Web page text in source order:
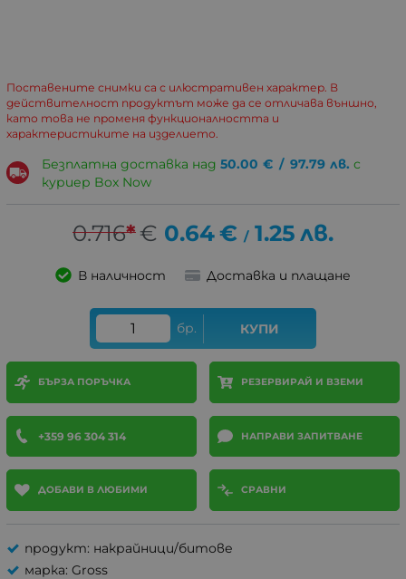
Поставените снимки са с илюстративен характер. В
действителност продуктът може да се отличава външно,
като това не променя функционалността и
характеристиките на изделието.
Безплатна доставка над 50.00 € / 97.79 лв. с
куриер Box Now
0.716*€ 0.64€ / 1.25 лв.
В наличност Доставка и плащане
бр. КУПИ
БЪРЗА ПОРЪЧКА РЕЗЕРВИРАЙ И ВЗЕМИ
+359 96 304 314 НАПРАВИ ЗАПИТВАНЕ
ДОБАВИ В ЛЮБИМИ СРАВНИ
продукт: накрайници/битове
марка: Gross